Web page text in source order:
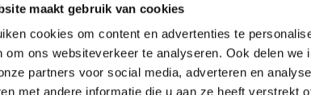
maakt gebruik van cookies
cookies om content en advertenties te
om ons websiteverkeer te analyseren. Ook delen we
partners voor social media, adverteren en
met andere informatie die u aan ze heeft verstrekt